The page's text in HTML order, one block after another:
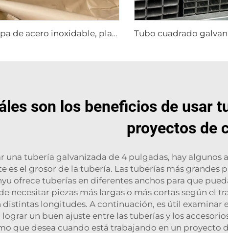
Bobina de chapa de acero inoxidable, placa de acero inoxidable
son los beneficios de usar
proyectos de
una tubería galvanizada de 4 pulgadas, hay
es el grosor de la tubería. Las tuberías más
ofrece tuberías en diferentes anchos para que
necesitar piezas más largas o más cortas según el
distintas longitudes. A continuación, es útil examinar
lograr un buen ajuste entre las tuberías y los
que desea cuando está trabajando en un